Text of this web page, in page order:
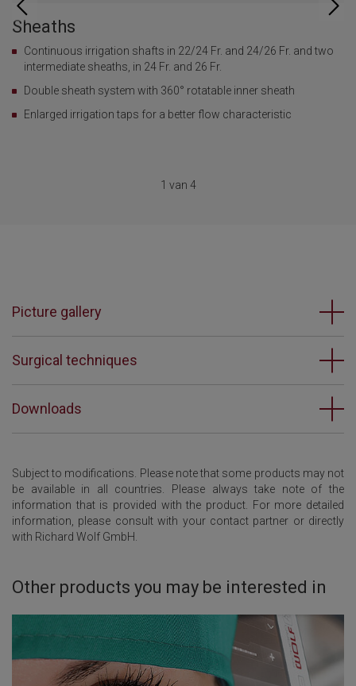
Sheaths
Continuous irrigation shafts in 22/24 Fr. and 24/26 Fr. and two
intermediate sheaths, in 24 Fr. and 26 Fr.
Double sheath system with 360° rotatable inner sheath
Enlarged irrigation taps for a better flow characteristic
1 van 4
Picture gallery
Surgical techniques
Downloads
Subject to modifications. Please note that some products may not
be available in all countries. Please always take note of the
information that is provided with the product. For more detailed
information, please consult with your contact partner or directly
with Richard Wolf GmbH.
Other products you may be interested in